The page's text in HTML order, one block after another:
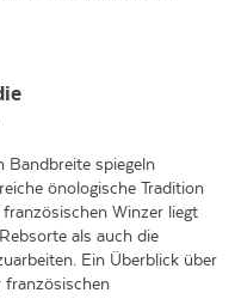
Bandbreite spiegeln
önologische Tradition
Winzer liegt
als auch die
Ein Überblick über
französischen